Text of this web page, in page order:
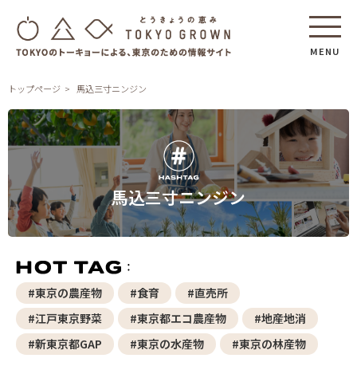
MENU
トップページ 馬込三寸ニンジン
馬込三寸ニンジン
#東京の農産物 #食育
#直売所
#江戸東京野菜
#東京都エコ農産物
#地産地消
#新東京都GAP
#東京の水産物 #東京の林産物